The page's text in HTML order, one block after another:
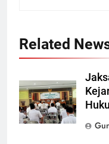
Related
7